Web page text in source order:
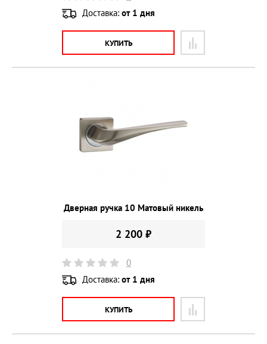
Доставка: от 1 дня
КУПИТЬ
Дверная ручка 10 Матовый никель
2 200 ₽
0
Доставка: от 1 дня
КУПИТЬ